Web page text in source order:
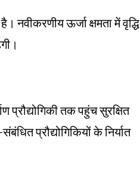
नवीकरणीय ऊर्जा क्षमता में वृद्धि
प्रौद्योगिकी तक पहुंच सुरक्षित
प्रौद्योगिकियों के निर्यात